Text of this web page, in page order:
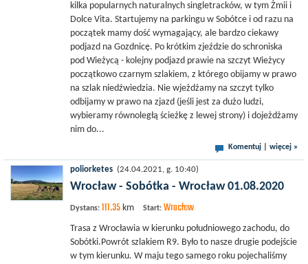
kilka popularnych naturalnych singletracków, w tym Żmii i
Dolce Vita. Startujemy na parkingu w Sobótce i od razu na
początek mamy dość wymagający, ale bardzo ciekawy
podjazd na Gozdnicę. Po krótkim zjeździe do schroniska
pod Wieżycą - kolejny podjazd prawie na szczyt Wieżycy
początkowo czarnym szlakiem, z którego obijamy w prawo
na szlak niedźwiedzia. Nie wjeżdżamy na szczyt tylko
odbijamy w prawo na zjazd (jeśli jest za dużo ludzi,
wybieramy równoległą ścieżkę z lewej strony) i dojeżdżamy
nim do...
Komentuj więcej »
poliorketes (24.04.2021, g. 10:40)
Wrocław - Sobótka - Wrocław 01.08.2020
Dystans: 111.35 km Start: Wrocław
Trasa z Wrocławia w kierunku południowego zachodu, do
Sobótki.Powrót szlakiem R9. Było to nasze drugie podejście
w tym kierunku. W maju tego samego roku pojechaliśmy